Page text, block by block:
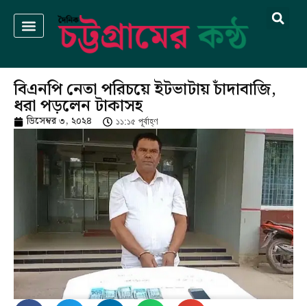
বিএনপি নেতা পরিচয়ে ইটভাটায় চাঁদাবাজি,
ধরা পড়লেন টাকাসহ
ডিসেম্বর ৩, ২০২৪ ১১:১৫ পূর্বাহ্ণ